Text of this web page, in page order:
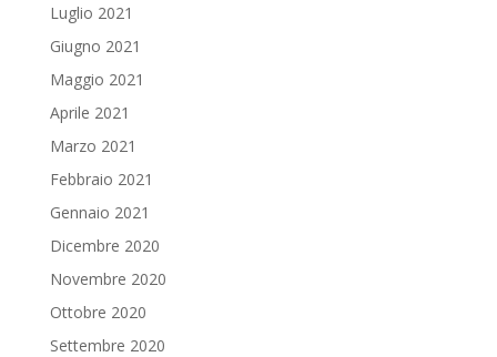
Luglio 2021
Giugno 2021
Maggio 2021
Aprile 2021
Marzo 2021
Febbraio 2021
Gennaio 2021
Dicembre 2020
Novembre 2020
Ottobre 2020
Settembre 2020